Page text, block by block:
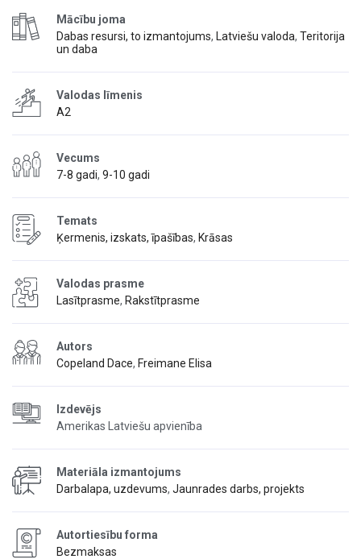
Mācību joma
Dabas resursi, to izmantojums, Latviešu valoda, Teritorija
un daba
Valodas līmenis
A2
Vecums
7-8 gadi, 9-10 gadi
Temats
Ķermenis, izskats, īpašības, Krāsas
Valodas prasme
Lasītprasme, Rakstītprasme
Autors
Copeland Dace, Freimane Elisa
Izdevējs
Amerikas Latviešu apvienība
Materiāla izmantojums
Darbalapa, uzdevums, Jaunrades darbs, projekts
Autortiesību forma
Bezmaksas